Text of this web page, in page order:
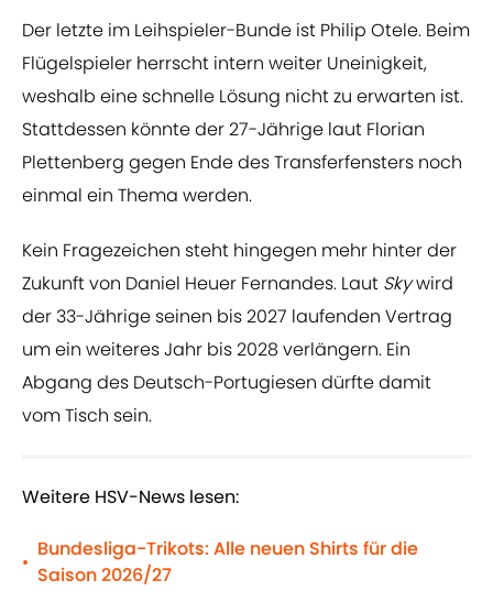
Der letzte im Leihspieler-Bunde ist Philip Otele. Beim
Flügelspieler herrscht intern weiter Uneinigkeit,
weshalb eine schnelle Lösung nicht zu erwarten ist.
Stattdessen könnte der 27-Jährige laut Florian
Plettenberg gegen Ende des Transferfensters noch
einmal ein Thema werden.
Kein Fragezeichen steht hingegen mehr hinter der
Zukunft von Daniel Heuer Fernandes. Laut Skywird
der 33-Jährige seinen bis 2027 laufenden Vertrag
um ein weiteres Jahr bis 2028 verlängern. Ein
Abgang des Deutsch-Portugiesen dürfte damit
vom Tisch sein.
Weitere HSV-News lesen:
•
Bundesliga-Trikots: Alle neuen Shirts für die
Saison 2026/27